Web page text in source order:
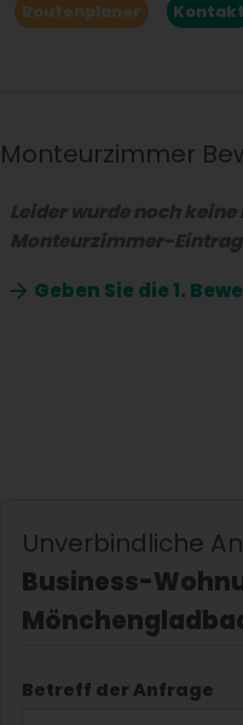
Routenplaner Kontakt
Monteurzimmer
Leider wurde noch
Monteurzimmer-Eintrag
Geben Sie die1.
Unverbindliche
Business-
Betreff der Anfrage